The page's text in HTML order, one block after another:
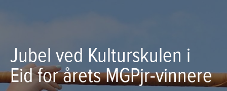
Jubel ved Kulturskulen i
Eid for årets MGPjr-vinnere